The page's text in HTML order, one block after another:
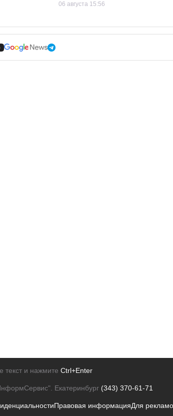
06 августа 15:56
и нажмите Ctrl+Enter
Екатеринбург (343) 370-61-71
Правовая информацияДля